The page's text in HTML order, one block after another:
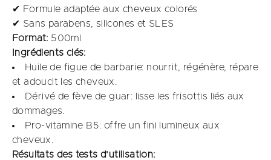
✔ Formule adaptée aux cheveux colorés
✔ Sans parabens, silicones et SLES
Format: 500ml
Ingrédients clés:
Huile de figue de barbarie: nourrit, régénère, répare
et adoucit les cheveux.
Dérivé de fève de guar: lisse les frisottis liés aux
dommages.
Pro-vitamine B5: offre un fini lumineux aux
cheveux.
​Résultats des tests d'utilisation​: